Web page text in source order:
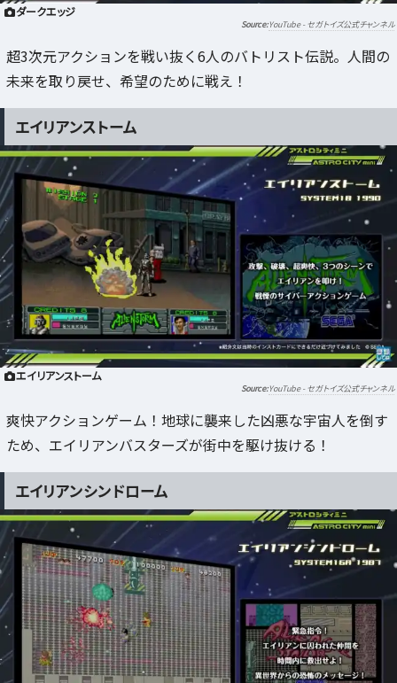
ダークエッジ
YouTube - セガトイズ公式チャンネル
超3次元アクションを戦い抜く6人のバトリスト伝説。人間の
未来を取り戻せ、希望のために戦え！
エイリアンストーム
エイリアンストーム
YouTube - セガトイズ公式チャンネル
爽快アクションゲーム！地球に襲来した凶悪な宇宙人を倒す
ため、エイリアンバスターズが街中を駆け抜ける！
エイリアンシンドローム